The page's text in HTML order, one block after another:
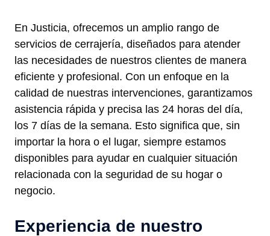
En Justicia, ofrecemos un amplio rango de
servicios de cerrajería, diseñados para atender
las necesidades de nuestros clientes de manera
eficiente y profesional. Con un enfoque en la
calidad de nuestras intervenciones, garantizamos
asistencia rápida y precisa las 24 horas del día,
los 7 días de la semana. Esto significa que, sin
importar la hora o el lugar, siempre estamos
disponibles para ayudar en cualquier situación
relacionada con la seguridad de su hogar o
negocio.
Experiencia de nuestro